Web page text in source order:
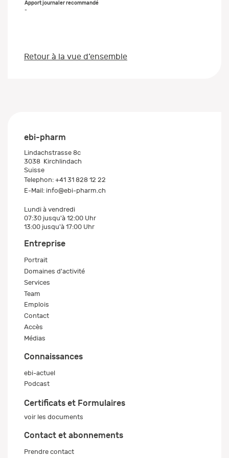
-
Retour à la vue d’ensemble
ebi-pharm
Lindachstrasse 8c
3038 Kirchlindach
Suisse
Telephon: +41 31 828 12 22
E-Mail: info@ebi-pharm.ch
Lundi à vendredi
07:30 jusqu'à 12:00 Uhr
13:00 jusqu'à 17:00 Uhr
Entreprise
Portrait
Domaines d'activité
Services
Team
Emplois
Contact
Accès
Médias
Connaissances
ebi-actuel
Podcast
Certificats et Formulaires
voir les documents
Contact et abonnements
Prendre contact